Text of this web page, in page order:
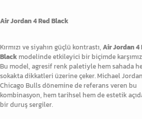
Air Jordan 4 Red Black
Kırmızı ve siyahın güçlü kontrastı, Air Jordan 4
Blackmodelinde etkileyici bir biçimde
Bu model, agresif renk paletiyle hem sahada
sokakta dikkatleri üzerine çeker. Michael
Chicago Bulls dönemine de referans veren bu
kombinasyon, hem tarihsel hem de estetik
bir duruş sergiler.